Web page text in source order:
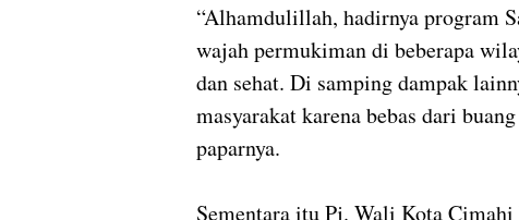
“Alhamdulillah, hadirnya program
wajah permukiman di beberapa
dan sehat. Di samping dampak
masyarakat karena bebas dari
paparnya.
Sementara itu Pj. Wali Kota